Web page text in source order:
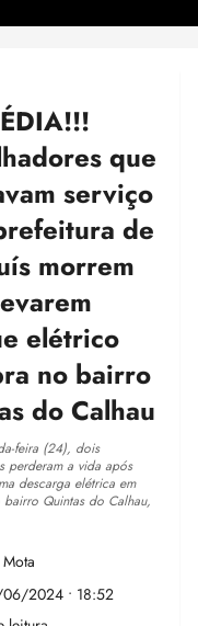
que
serviço
de
morrem
elétrico
no bairro
do Calhau
feira (24), dois
perderam a vida após
descarga elétrica em
Quintas do Calhau,
2024 • 18:52